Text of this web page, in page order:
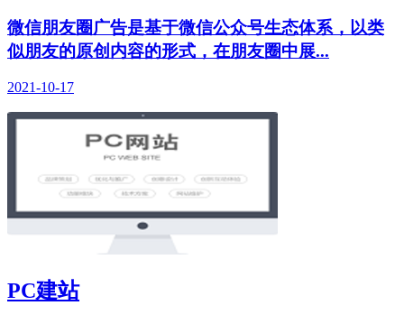
微信朋友圈广告是基于微信公众号生态体系，以类
似朋友的原创内容的形式，在朋友圈中展...
2021-10-17
PC建站